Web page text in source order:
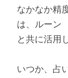
なかなか精
は、ルーン
と共に活用
いつか、占